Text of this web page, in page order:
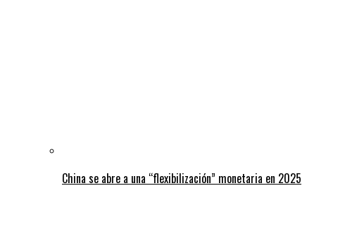
China se abre a una “flexibilización” monetaria en 2025